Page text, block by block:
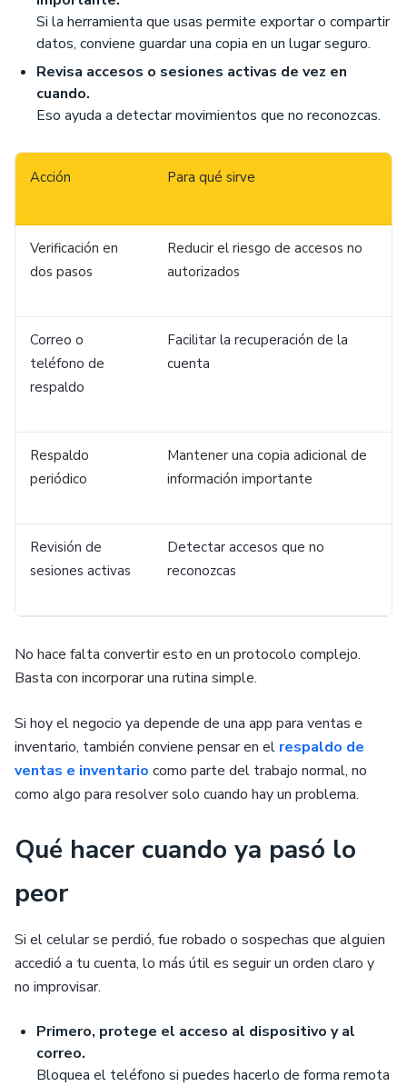
Si la herramienta que usas permite exportar o compartir
datos, conviene guardar una copia en un lugar seguro.
Revisa accesos o sesiones activas de vez en
cuando.
Eso ayuda a detectar movimientos que no reconozcas.
Acción Para qué sirve
Verificación en
dos pasos
Reducir el riesgo de accesos no
autorizados
Correo o
teléfono de
respaldo
Facilitar la recuperación de la
cuenta
Respaldo
periódico
Mantener una copia adicional de
información importante
Revisión de
sesiones activas
Detectar accesos que no
reconozcas
No hace falta convertir esto en un protocolo complejo.
Basta con incorporar una rutina simple.
Si hoy el negocio ya depende de una app para ventas e
inventario, también conviene pensar en el respaldo de
ventas e inventario como parte del trabajo normal, no
como algo para resolver solo cuando hay un problema.
Qué hacer cuando ya pasó lo
peor
Si el celular se perdió, fue robado o sospechas que alguien
accedió a tu cuenta, lo más útil es seguir un orden claro y
no improvisar.
Primero, protege el acceso al dispositivo y al
correo.
Bloquea el teléfono si puedes hacerlo de forma remota